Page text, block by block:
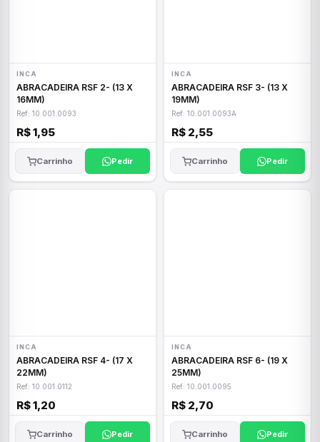
INCA
ABRACADEIRA RSF 2- (13 X
16MM)
Ref: 10.001.0093
R$ 1,95
Carrinho Pedir
INCA
ABRACADEIRA RSF 3- (13 X
19MM)
Ref: 10.001.0093A
R$ 2,55
Carrinho Pedir
INCA
ABRACADEIRA RSF 4- (17 X
22MM)
Ref: 10.001.0112
R$ 1,20
Carrinho Pedir
INCA
ABRACADEIRA RSF 6- (19 X
25MM)
Ref: 10.001.0095
R$ 2,70
Carrinho Pedir